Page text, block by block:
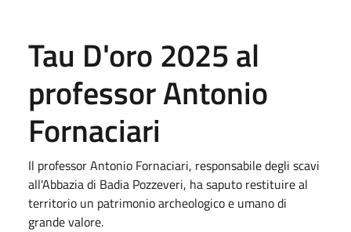
Tau D'oro 2025 al
professor Antonio
Fornaciari
Il professor Antonio Fornaciari, responsabile degli scavi
all'Abbazia di Badia Pozzeveri, ha saputo restituire al
territorio un patrimonio archeologico e umano di
grande valore.